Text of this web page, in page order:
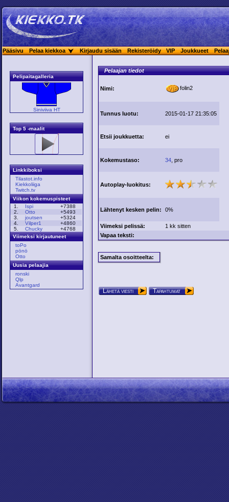
Pääsivu Pelaa kiekkoa Kirjaudu sisään Rekisteröidy VIP Joukkueet
Pelipaitagalleria
Siniviiva HT
Top 5 -maalit
Linkkiboksi
Tilastot.info
Kiekkoliiga
Twitch.tv
Viikon kokemuspisteet
1.
Ispi
+7388
2.
Otto
+5493
3.
joutsen
+5324
4.
Vilper1
+4860
5.
Chucky
+4768
Viimeksi kirjautuneet
toPo
pönö
Otto
Uusia pelaajia
ronski
Qlp
Avantgard
Pelaajan tiedot
Nimi: folin2
Tunnus luotu: 2015-01-17 21:35:05
Etsii joukkuetta: ei
Kokemustaso: 34 , pro
Autoplay-luokitus:
Lähtenyt kesken pelin: 0%
Viimeksi pelissä:
1 kk sitten
Vapaa teksti:
Samalta osoitteelta:
Lähetä viesti Tapahtumat